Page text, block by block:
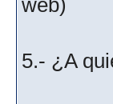
web)
5.- ¿A